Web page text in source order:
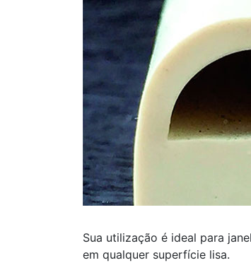
Sua utilização é ideal para
em qualquer superfície lisa.